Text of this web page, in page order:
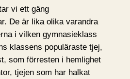
vi ett gäng
De är lika olika varandra
i vilken gymnasieklass
klassens populäraste tjej,
som förresten i hemlighet
tjejen som har halkat